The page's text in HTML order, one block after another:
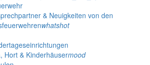
& Neuigkeiten von den
whatshot
Hort & Kinderhäusermood